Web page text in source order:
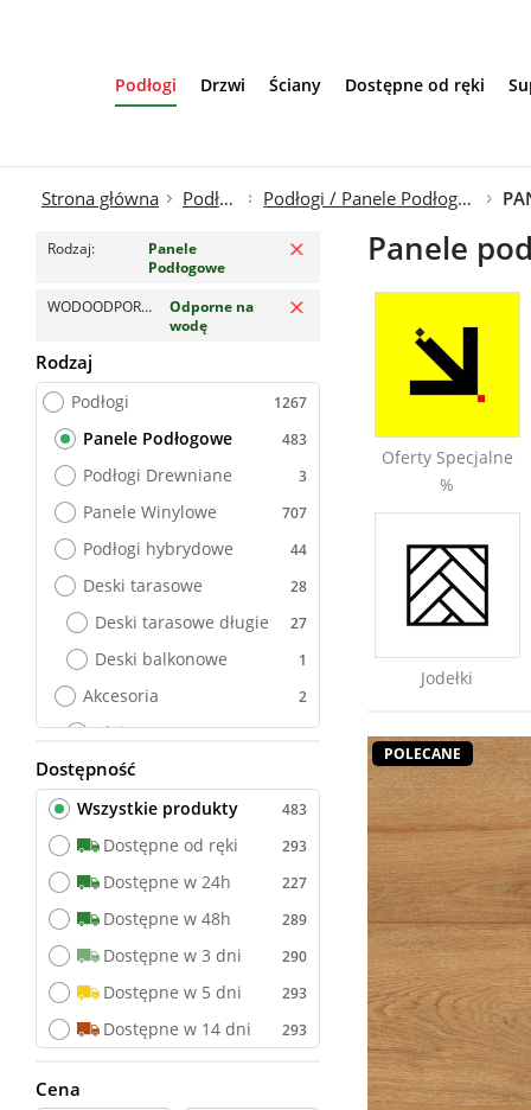
Podłogi Drzwi Ściany Dostępne od ręki
Strona główna Podłogi Podłogi / Panele Podłogowe
Rodzaj
Panele
Podłogowe
Usuń filtr
WODOODPORNOŚĆ
Odporne na
wodę
Usuń filtr
Rodzaj
Podłogi
Panele Podłogowe
Podłogi Drewniane
Panele Winylowe
Podłogi hybrydowe
Deski tarasowe
Deski tarasowe długie
Deski balkonowe
Akcesoria
Kleje
Dostępność
Wszystkie produkty
Dostępne od ręki
Dostępne w 24h
Dostępne w 48h
Dostępne w 3 dni
Dostępne w 5 dni
Dostępne w 14 dni
Cena
Panele
Oferty Specjalne
%
Jodełki
POLECANE